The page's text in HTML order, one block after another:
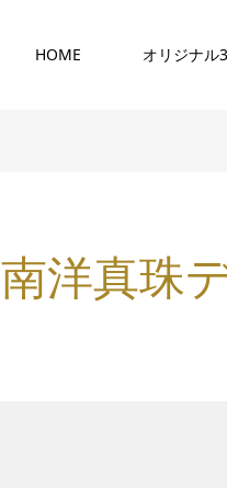
HOME オリジナル
南洋真珠